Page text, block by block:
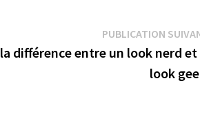
PUBLICATION
différence entre un look nerd et
look